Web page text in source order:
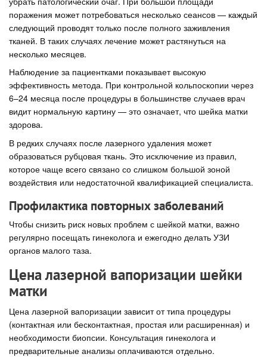
поражения может потребоваться несколько сеансов — каждый
следующий проводят только после полного заживления
тканей. В таких случаях лечение может растянуться на
несколько месяцев.
Наблюдение за пациентками показывает высокую
эффективность метода. При контрольной кольпоскопии через
6–24 месяца после процедуры в большинстве случаев врач
видит нормальную картину — это означает, что шейка матки
здорова.
В редких случаях после лазерного удаления может
образоваться рубцовая ткань. Это исключение из правил,
которое чаще всего связано со слишком большой зоной
воздействия или недостаточной квалификацией специалиста.
Профилактика повторных заболеваний
Чтобы снизить риск новых проблем с шейкой матки, важно
регулярно посещать гинеколога и ежегодно делать УЗИ
органов малого таза.
Цена лазерной вапоризации шейки
матки
Цена лазерной вапоризации зависит от типа процедуры
(контактная или бесконтактная, простая или расширенная) и
необходимости биопсии. Консультация гинеколога и
предварительные анализы оплачиваются отдельно.